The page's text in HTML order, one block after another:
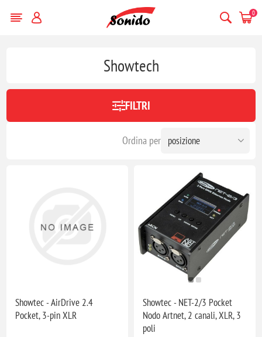
0
Showtech
FILTRI
Ordina per
Showtec - AirDrive 2.4
Pocket, 3-pin XLR
Showtec - NET-2/3 Pocket
Nodo Artnet, 2 canali, XLR, 3
poli